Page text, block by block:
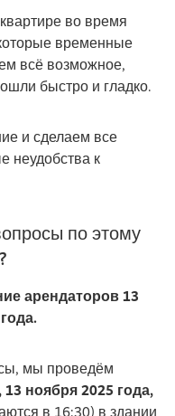
во время
временные
всё возможное,
быстро и гладко.
и сделаем все
неудобства к
по этому
арендаторов 13
мы проведём
ноября 2025 года,
в 16:30) в здании